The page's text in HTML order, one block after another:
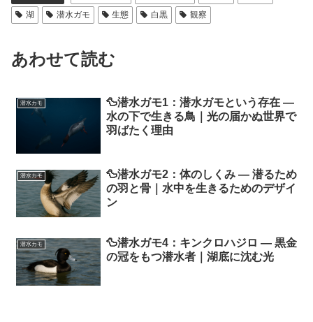
湖
潜水ガモ 生態 白黒 観察
あわせて読む
潜水カモ
🦆潜水ガモ1：潜水ガモという存在 ―
水の下で生きる鳥｜光の届かぬ世界で
羽ばたく理由
潜水カモ
🦆潜水ガモ2：体のしくみ ― 潜るため
の羽と骨｜水中を生きるためのデザイ
ン
潜水カモ
🦆潜水ガモ4：キンクロハジロ ― 黒金
の冠をもつ潜水者｜湖底に沈む光